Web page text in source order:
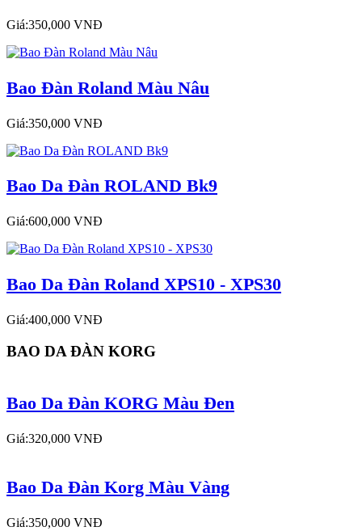
Giá:350,000 VNĐ
Bao Đàn Roland Màu Nâu
Giá:350,000 VNĐ
Bao Da Đàn ROLAND Bk9
Giá:600,000 VNĐ
Bao Da Đàn Roland XPS10 - XPS30
Giá:400,000 VNĐ
BAO DA ĐÀN KORG
Bao Da Đàn KORG Màu Đen
Giá:320,000 VNĐ
Bao Da Đàn Korg Màu Vàng
Giá:350,000 VNĐ